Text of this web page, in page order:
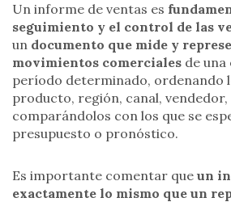
Un informe de ventas es
seguimiento y el control de las
un documento que mide y
movimientos comerciales de una
período determinado, ordenando
producto, región, canal, vendedor,
comparándolos con los que se
presupuesto o pronóstico.
Es importante comentar que un
exactamente lo mismo que un